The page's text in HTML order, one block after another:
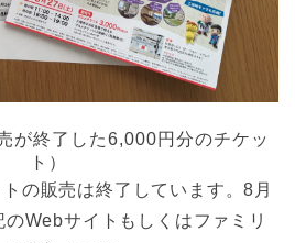
が終了した6,000円分のチケッ
ト）
の販売は終了しています。8月
Webサイトもしくはファミリ